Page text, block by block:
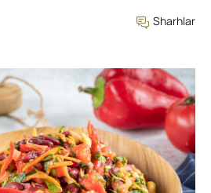
Sharhlar